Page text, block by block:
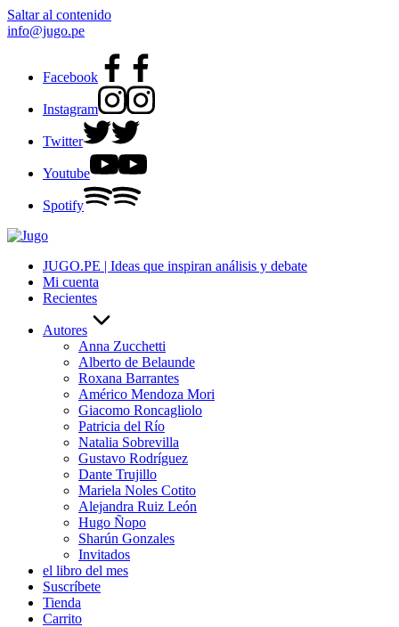
Saltar al contenido
info@jugo.pe
Facebook
Instagram
Twitter
Youtube
Spotify
JUGO.PE | Ideas que inspiran análisis y debate
Mi cuenta
Recientes
Autores
Anna Zucchetti
Alberto de Belaunde
Roxana Barrantes
Américo Mendoza Mori
Giacomo Roncagliolo
Patricia del Río
Natalia Sobrevilla
Gustavo Rodríguez
Dante Trujillo
Mariela Noles Cotito
Alejandra Ruiz León
Hugo Ñopo
Sharún Gonzales
Invitados
el libro del mes
Suscríbete
Tienda
Carrito